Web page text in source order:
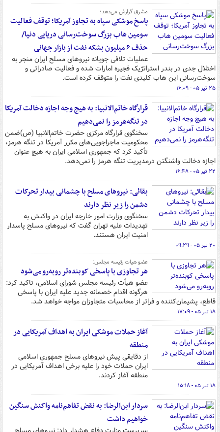
مشرق گزارش می‌دهد؛
پاسخ موشکی سپاه به تجاوز آمریکا؛ توقف فعالیت
سومین هاب بزرگ سوخت‌رسانی دریایی دنیا/
حذف ۶ میلیون بشکه نفت از بازار جهانی
عملیات تلافی جویانه نیروهای مسلح ایران منجر به
اختلال جدی در بندر استراتژیک فجیره امارات شده و فعالیت صادراتی و
سوخت‌رسانی این هاب کلیدی نفت را متوقف کرده است.
۲۵ تیر ۰۵ - ۱۶:۰۹
قرارگاه خاتم‌الانبیا: به هیچ وجه اجازه دخالت آمریکا
در تنگه‌هرمز را نمی‌دهیم
سخنگوی قرارگاه مرکزی حضرت خاتم‌الانبیا (ص)ضمن
محکومیت ماجراجویی‌های مکرر آمریکا در تنگه هرمز،
تأکید کرد که جمهوری اسلامی ایران به هیچ عنوان
اجازه دخالت واشنگتن درمدیریت تنگه هرمز را نمی‌دهد.
۲۲ تیر ۰۵ - ۱۶:۴۸
بقائی: نیروهای مسلح با چشمانی بیدار تحرکات
دشمن را زیر نظر دارند
سخنگوی وزارت امور خارجه ایران در واکنش به
تهدیدات علیه تهران گفت که نیروهای مسلح پاسدار
امنیت ایران هستند.
۲۰ تیر ۰۵ - ۰۹:۲۹
عضو هیات رئیسه مجلس:
هر تجاوزی با پاسخی کوبنده‌تر روبه‌رو می‌شود
عضو هیأت رئیسه مجلس شورای اسلامی، تاکید کرد:
هرگونه اقدام خصمانه جدید علیه ایران با پاسخی
قاطع، پشیمان‌کننده و فراتر از محاسبات متجاوزان مواجه خواهد شد.
۱۸ تیر ۰۵ - ۱۷:۰۹
آغاز حملات موشکی ایران به اهداف آمریکایی در
منطقه
از دقایقی پیش نیروهای مسلح جمهوری اسلامی
ایران حملات خود را علیه برخی اهداف آمریکایی در
منطقه آغاز کردند.
۱۸ تیر ۰۵ - ۱۵:۱۸
سردار ابن‌الرضا: به نقض تفاهم‌نامه واکنش سنگین
خواهیم داشت